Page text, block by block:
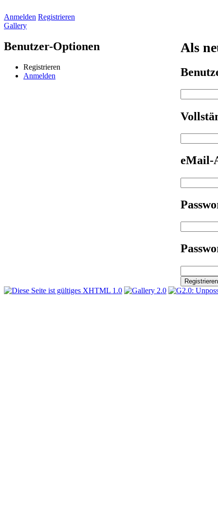
Anmelden Registrieren
Gallery
Benutzer-Optionen
Registrieren
Anmelden
Als
eMail-